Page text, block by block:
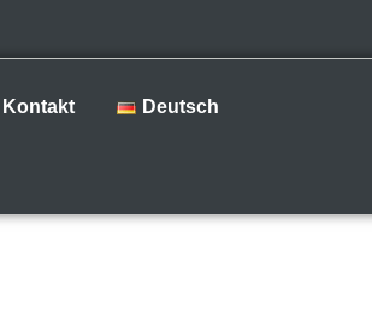
Kontakt Deutsch